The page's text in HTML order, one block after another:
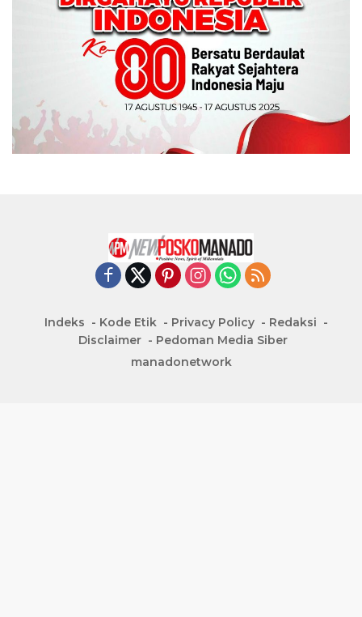
Indeks Kode Etik Privacy Policy
Redaksi
Disclaimer
Pedoman Media Siber
manadonetwork